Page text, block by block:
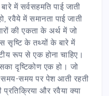
में सर्वसहमति पाई जाती
रवैये में समानता पाई जाती
की एकता के अर्थ में जो
सृष्टि के तथ्यों के बारे में
रूप से एक होना चाहिए।
दृष्टिकोण एक हो। जो
समय-समय पर पेश आती रहती
और रवैया क्या